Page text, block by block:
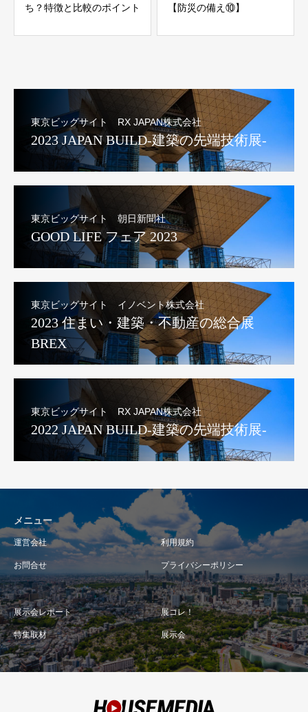
ち？特徴と比較のポイント
【防災の備え⑩】
東京ビッグサイト RX JAPAN株式会社
2023 JAPAN BUILD-建築の先端技術展-
東京ビッグサイト 朝日新聞社
GOOD LIFE フェア 2023
東京ビッグサイト イノベント株式会社
2023 住まい・建築・不動産の総合展
BREX
東京ビッグサイト RX JAPAN株式会社
2022 JAPAN BUILD-建築の先端技術展-
メニュー
運営会社 利用規約
お問合せ プライバシーポリシー
展示会レポート 展コレ！
特集取材 展示会